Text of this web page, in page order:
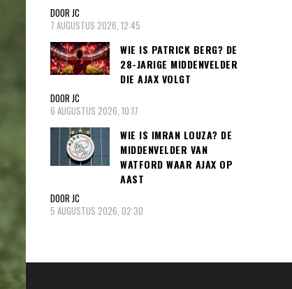
DOOR JC
7 AUGUSTUS 2026, 12:45
WIE IS PATRICK BERG? DE
28-JARIGE MIDDENVELDER
DIE AJAX VOLGT
DOOR JC
6 AUGUSTUS 2026, 10:17
WIE IS IMRAN LOUZA? DE
MIDDENVELDER VAN
WATFORD WAAR AJAX OP
AAST
DOOR JC
5 AUGUSTUS 2026, 02:30